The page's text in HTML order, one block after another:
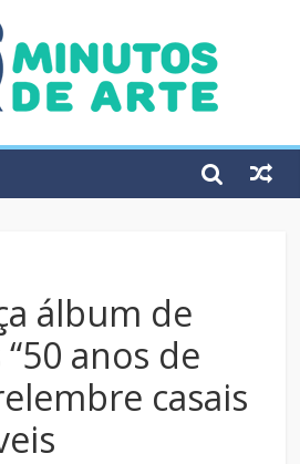
álbum de
anos de
casais